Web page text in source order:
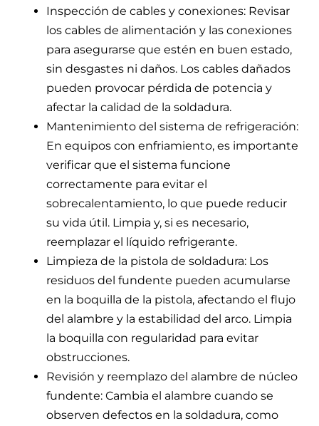
Inspección de cables y conexiones: Revisar
los cables de alimentación y las conexiones
para asegurarse que estén en buen estado,
sin desgastes ni daños. Los cables dañados
pueden provocar pérdida de potencia y
afectar la calidad de la soldadura.
Mantenimiento del sistema de refrigeración:
En equipos con enfriamiento, es importante
verificar que el sistema funcione
correctamente para evitar el
sobrecalentamiento, lo que puede reducir
su vida útil. Limpia y, si es necesario,
reemplazar el líquido refrigerante.
Limpieza de la pistola de soldadura: Los
residuos del fundente pueden acumularse
en la boquilla de la pistola, afectando el flujo
del alambre y la estabilidad del arco. Limpia
la boquilla con regularidad para evitar
obstrucciones.
Revisión y reemplazo del alambre de núcleo
fundente: Cambia el alambre cuando se
observen defectos en la soldadura, como